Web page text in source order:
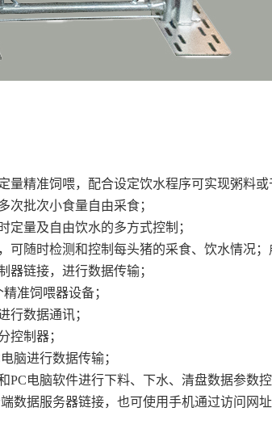
量精准饲喂，配合设定饮水程序可实现粥料或
次批次小食量自由采食；
定量及自由饮水的多方式控制；
可随时检测和控制每头猪的采食、饮水情况；
器链接，进行数据传输；
精准饲喂器设备；
行数据通讯；
控制器；
脑进行数据传输；
PC电脑软件进行下料、下水、清盘数据参数控
数据服务器链接，也可使用手机通过访问网